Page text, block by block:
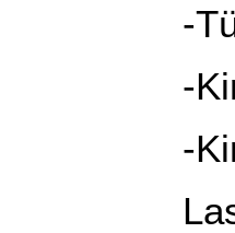
-
-Kim
-Kim